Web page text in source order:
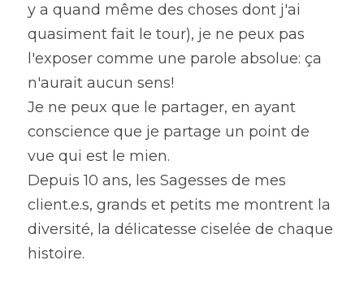
y a quand même des choses dont j'ai
quasiment fait le tour), je ne peux pas
l'exposer comme une parole absolue: ça
n'aurait aucun sens!
Je ne peux que le partager, en ayant
conscience que je partage un point de
vue qui est le mien.
Depuis 10 ans, les Sagesses de mes
client.e.s, grands et petits me montrent la
diversité, la délicatesse ciselée de chaque
histoire.